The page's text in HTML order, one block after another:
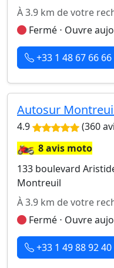
À 3.9 km de votre
Fermé ⋅ Ouvre
+33 1 48 67 66 66
Autosur
4.9 (360
🏍️8 avis moto
133 boulevard
Montreuil
À 3.9 km de votre
Fermé ⋅ Ouvre
+33 1 49 88 92 40